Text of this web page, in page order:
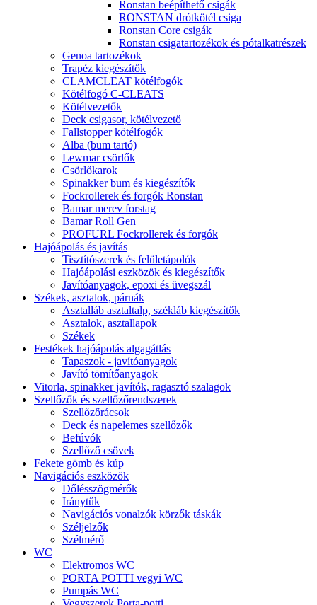
Ronstan beépíthető csigák
RONSTAN drótkötél csiga
Ronstan Core csigák
Ronstan csigatartozékok és pótalkatrészek
Genoa tartozékok
Trapéz kiegészítők
CLAMCLEAT kötélfogók
Kötélfogó C-CLEATS
Kötélvezetők
Deck csigasor, kötélvezető
Fallstopper kötélfogók
Alba (bum tartó)
Lewmar csörlők
Csörlőkarok
Spinakker bum és kiegészítők
Fockrollerek és forgók Ronstan
Bamar merev forstag
Bamar Roll Gen
PROFURL Fockrollerek és forgók
Hajóápolás és javítás
Tisztítószerek és felületápolók
Hajóápolási eszközök és kiegészítők
Javítóanyagok, epoxi és üvegszál
Székek, asztalok, párnák
Asztalláb asztaltalp, székláb kiegészítők
Asztalok, asztallapok
Székek
Festékek hajóápolás algagátlás
Tapaszok - javítóanyagok
Javító tömítőanyagok
Vitorla, spinakker javítók, ragasztó szalagok
Szellőzők és szellőzőrendszerek
Szellőzőrácsok
Deck és napelemes szellőzők
Befúvók
Szellőző csövek
Fekete gömb és kúp
Navigációs eszközök
Dőlésszögmérők
Iránytűk
Navigációs vonalzók körzők táskák
Széljelzők
Szélmérő
WC
Elektromos WC
PORTA POTTI vegyi WC
Pumpás WC